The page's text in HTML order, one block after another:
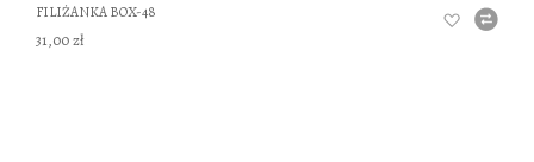
FILIŻANKA BOX-48
31,00 zł